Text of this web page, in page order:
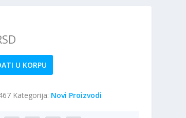
U KORPU
Kategorija: Novi Proizvodi